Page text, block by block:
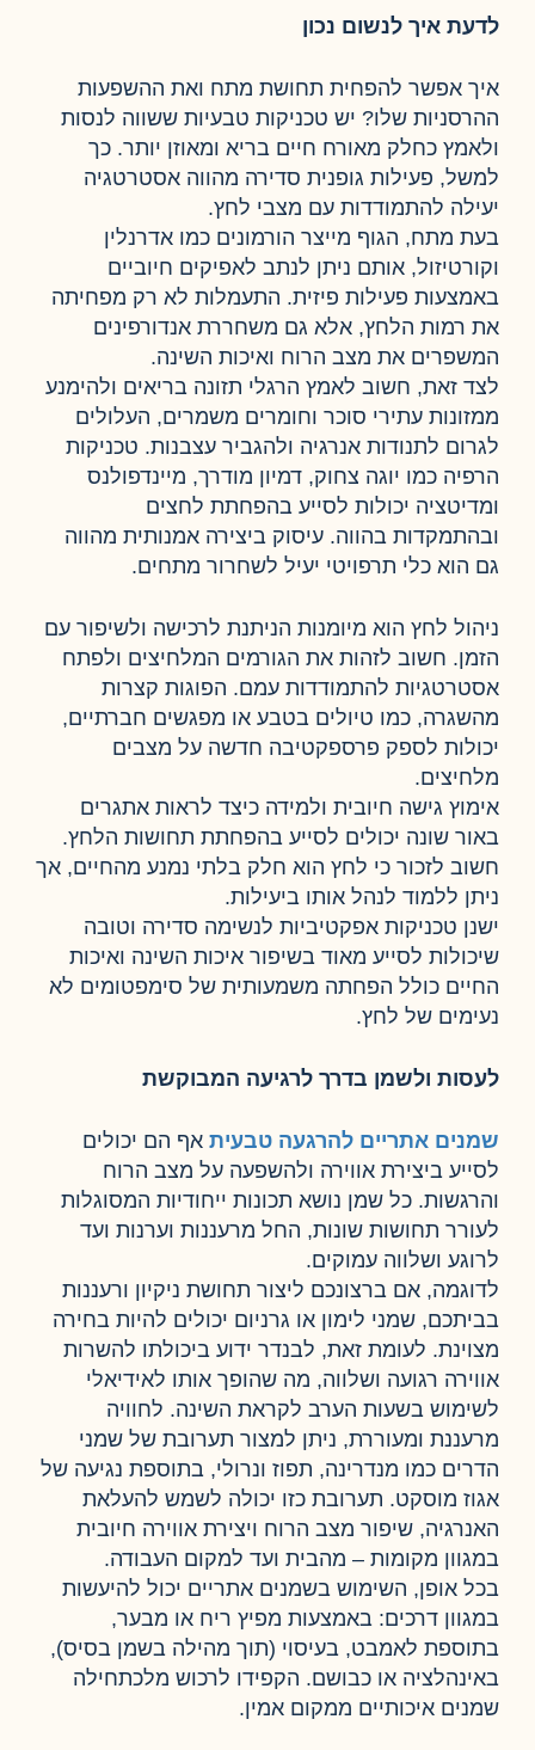
לדעת איך לנשום נכון
איך אפשר להפחית תחושת מתח ואת ההשפעות
ההרסניות שלו? יש טכניקות טבעיות ששווה לנסות
ולאמץ כחלק מאורח חיים בריא ומאוזן יותר. כך
למשל, פעילות גופנית סדירה מהווה אסטרטגיה
יעילה להתמודדות עם מצבי לחץ.
בעת מתח, הגוף מייצר הורמונים כמו אדרנלין
וקורטיזול, אותם ניתן לנתב לאפיקים חיוביים
באמצעות פעילות פיזית. התעמלות לא רק מפחיתה
את רמות הלחץ, אלא גם משחררת אנדורפינים
המשפרים את מצב הרוח ואיכות השינה.
לצד זאת, חשוב לאמץ הרגלי תזונה בריאים ולהימנע
ממזונות עתירי סוכר וחומרים משמרים, העלולים
לגרום לתנודות אנרגיה ולהגביר עצבנות. טכניקות
הרפיה כמו יוגה צחוק, דמיון מודרך, מיינדפולנס
ומדיטציה יכולות לסייע בהפחתת לחצים
ובהתמקדות בהווה. עיסוק ביצירה אמנותית מהווה
גם הוא כלי תרפויטי יעיל לשחרור מתחים.
ניהול לחץ הוא מיומנות הניתנת לרכישה ולשיפור עם
הזמן. חשוב לזהות את הגורמים המלחיצים ולפתח
אסטרטגיות להתמודדות עמם. הפוגות קצרות
מהשגרה, כמו טיולים בטבע או מפגשים חברתיים,
יכולות לספק פרספקטיבה חדשה על מצבים
מלחיצים.
אימוץ גישה חיובית ולמידה כיצד לראות אתגרים
באור שונה יכולים לסייע בהפחתת תחושות הלחץ.
חשוב לזכור כי לחץ הוא חלק בלתי נמנע מהחיים, אך
ניתן ללמוד לנהל אותו ביעילות.
ישנן טכניקות אפקטיביות לנשימה סדירה וטובה
שיכולות לסייע מאוד בשיפור איכות השינה ואיכות
החיים כולל הפחתה משמעותית של סימפטומים לא
נעימים של לחץ.
לעסות ולשמן בדרך לרגיעה המבוקשת
שמנים אתריים להרגעה טבעיתאף הם יכולים
לסייע ביצירת אווירה ולהשפעה על מצב הרוח
והרגשות. כל שמן נושא תכונות ייחודיות המסוגלות
לעורר תחושות שונות, החל מרעננות וערנות ועד
לרוגע ושלווה עמוקים.
לדוגמה, אם ברצונכם ליצור תחושת ניקיון ורעננות
בביתכם, שמני לימון או גרניום יכולים להיות בחירה
מצוינת. לעומת זאת, לבנדר ידוע ביכולתו להשרות
אווירה רגועה ושלווה, מה שהופך אותו לאידיאלי
לשימוש בשעות הערב לקראת השינה. לחוויה
מרעננת ומעוררת, ניתן למצור תערובת של שמני
הדרים כמו מנדרינה, תפוז ונרולי, בתוספת נגיעה של
אגוז מוסקט. תערובת כזו יכולה לשמש להעלאת
האנרגיה, שיפור מצב הרוח ויצירת אווירה חיובית
במגוון מקומות – מהבית ועד למקום העבודה.
בכל אופן, השימוש בשמנים אתריים יכול להיעשות
במגוון דרכים: באמצעות מפיץ ריח או מבער,
בתוספת לאמבט, בעיסוי (תוך מהילה בשמן בסיס),
באינהלציה או כבושם. הקפידו לרכוש מלכתחילה
שמנים איכותיים ממקום אמין.